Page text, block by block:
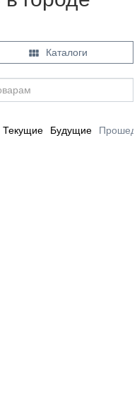
 Каталоги
Текущие Будущие